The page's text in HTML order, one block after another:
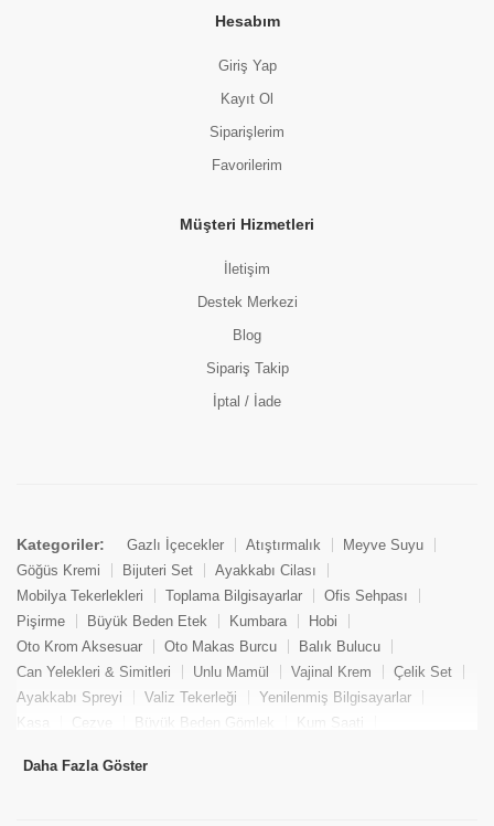
Hesabım
Giriş Yap
Kayıt Ol
Siparişlerim
Favorilerim
Müşteri Hizmetleri
İletişim
Destek Merkezi
Blog
Sipariş Takip
İptal / İade
Kategoriler: Gazlı İçecekler Atıştırmalık
Meyve Suyu
Göğüs Kremi
Bijuteri Set
Ayakkabı Cilası
Mobilya Tekerlekleri
Toplama Bilgisayarlar
Ofis Sehpası
Pişirme
Büyük Beden Etek Kumbara
Hobi
Oto Krom Aksesuar
Oto Makas Burcu
Balık Bulucu
Can Yelekleri & Simitleri
Unlu Mamül Vajinal Krem
Çelik Set
Ayakkabı Spreyi
Valiz Tekerleği
Yenilenmiş Bilgisayarlar
Kasa
Cezve Büyük Beden Gömlek
Kum Saati
Tekne Bağlama & Demirleme
Daha Fazla Göster